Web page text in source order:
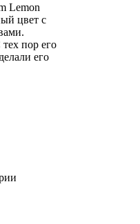
Lemon
цвет с
пор его
его